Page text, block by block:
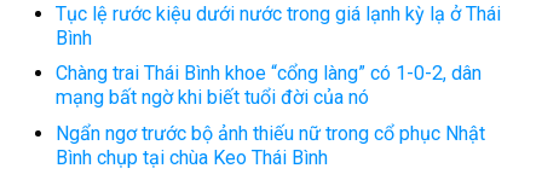
Tục lệ rước kiệu dưới nước trong giá lạnh kỳ lạ ở Thái
Bình
Chàng trai Thái Bình khoe “cổng làng” có 1-0-2, dân
mạng bất ngờ khi biết tuổi đời của nó
Ngẩn ngơ trước bộ ảnh thiếu nữ trong cổ phục Nhật
Bình chụp tại chùa Keo Thái Bình